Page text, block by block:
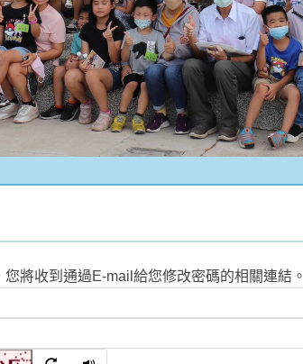
將收到通過E-mail給您修改密碼的相關連結。